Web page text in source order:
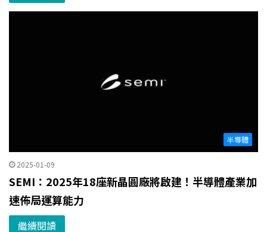
半導體
2025-01-09
SEMI：2025年18座新晶圓廠將啟建！半導體產業加
速佈局運算能力
繼續閱讀